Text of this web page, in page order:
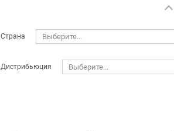
Страна Выберите...
Дистрибьюция Выберите...